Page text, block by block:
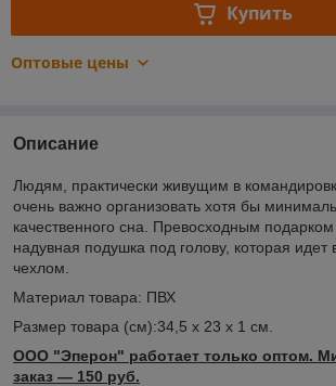
Купить
Оптовые цены
Описание
Людям, практически живущим в
очень важно организовать хотя бы
качественного сна. Превосходным
надувная подушка под голову, которая идет
чехлом.
Материал товара: ПВХ
Размер товара (см):34,5 х 23 х 1 см.
ООО "Эперон" работает только оптом.
заказ ― 150 руб.